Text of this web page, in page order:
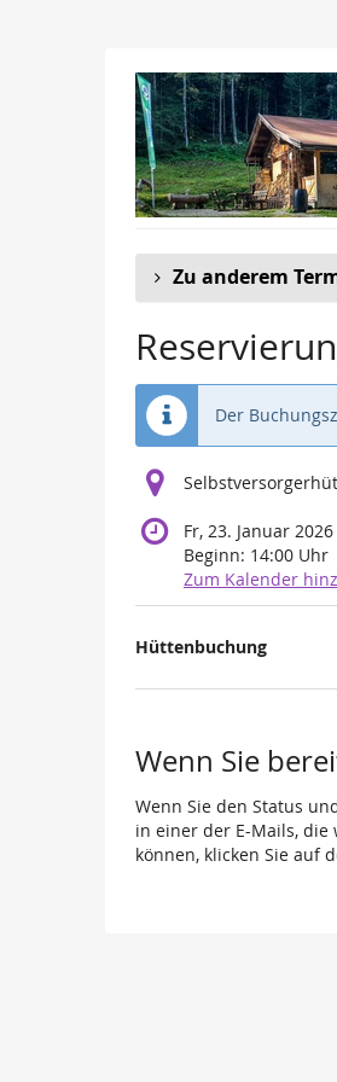
Zu anderem
Der
Fr, 23. Januar 2026
Beginn: 14:00 Uhr
Zum Kalender
Produkte
Hüttenbuchung
Wenn Sie
Wenn Sie den Status
in einer der E-Mails, die
können, klicken Sie auf